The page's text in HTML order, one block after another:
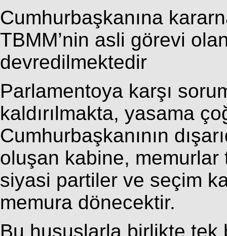
Cumhurbaşkanına
TBMM’nin asli görevi
devredilmektedir
Parlamentoya karşı
kaldırılmakta, yasama
Cumhurbaşkanının
oluşan kabine, memurlar
siyasi partiler ve seçim
memura dönecektir.
Bu hususlarla birlikte tek